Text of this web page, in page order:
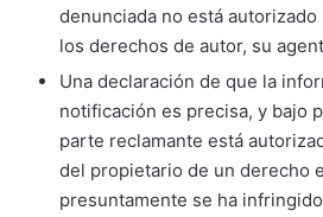
denunciada no está
los derechos de autor, su
Una declaración de que la
notificación es precisa, y bajo
parte reclamante está
del propietario de un derecho
presuntamente se ha